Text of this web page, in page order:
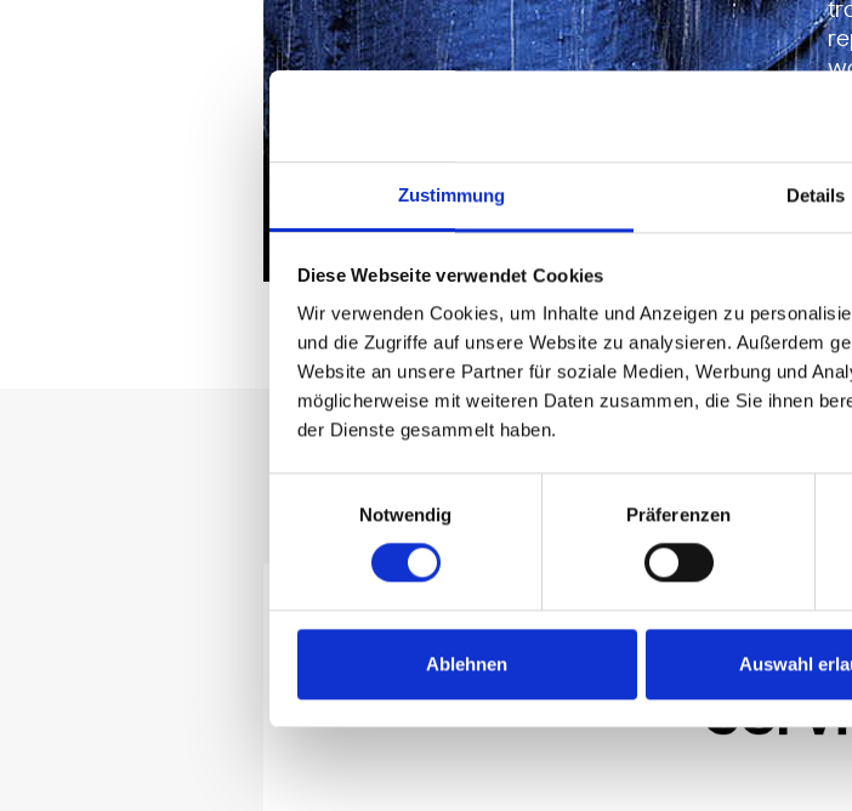
Zustimmung Details
Diese Webseite verwendet Cookies
Wir verwenden Cookies, um Inhalte und Anzeigen zu
und die Zugriffe auf unsere Website zu analysieren. Außerdem
Website an unsere Partner für soziale Medien, Werbung und
möglicherweise mit weiteren Daten zusammen, die Sie ihnen
der Dienste gesammelt haben.
Notwendig
Präferenzen
Ablehnen Auswahl
HomeFix - Dein Gerät, unser